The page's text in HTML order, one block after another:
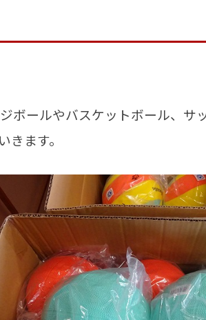
ボールやバスケットボール、サ
ます。